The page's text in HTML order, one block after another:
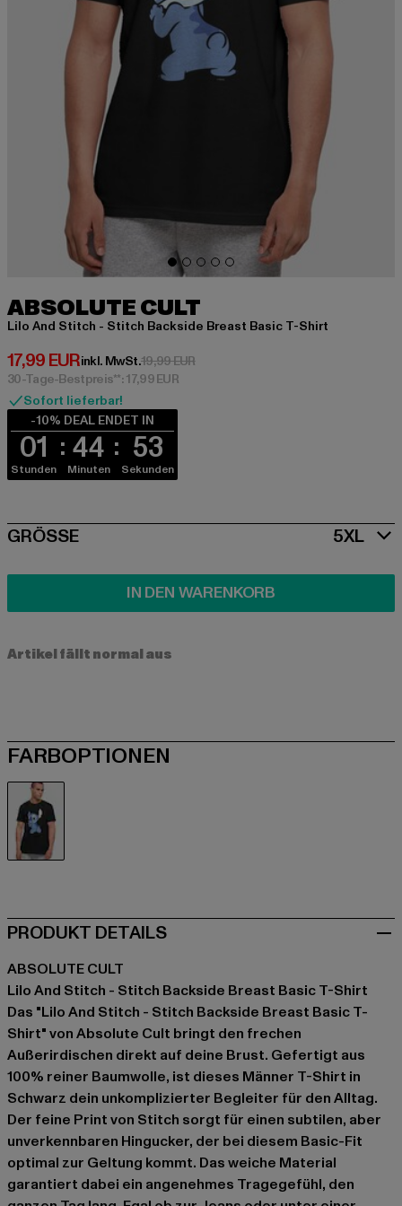
ABSOLUTE CULT
Lilo And Stitch - Stitch Backside Breast Basic T-Shirt
17,99 EUR
Derzeitiger Preis: 17,99 EUR
inkl. MwSt.19,99 EURAktionspreis: 19,99 EUR
30-Tage-Bestpreis**: 17,99 EUR
Sofort lieferbar!
-10% DEAL ENDET IN
01
Stunden
44
Minuten
53
Sekunden
SIZE
GRÖSSE 5XL
IN DEN WARENKORB
Artikel fällt normal aus
FARBOPTIONEN
PRODUKT DETAILS
ABSOLUTE CULT
Lilo And Stitch - Stitch Backside Breast Basic T-Shirt
Das "Lilo And Stitch - Stitch Backside Breast Basic T-
Shirt" von Absolute Cult bringt den frechen
Außerirdischen direkt auf deine Brust. Gefertigt aus
100% reiner Baumwolle, ist dieses Männer T-Shirt in
Schwarz dein unkomplizierter Begleiter für den Alltag.
Der feine Print von Stitch sorgt für einen subtilen, aber
unverkennbaren Hingucker, der bei diesem Basic-Fit
optimal zur Geltung kommt. Das weiche Material
garantiert dabei ein angenehmes Tragegefühl, den